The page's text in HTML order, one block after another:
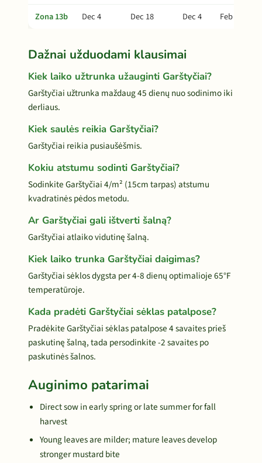
Zona 13b Dec 4 Dec 18 Dec 4 Feb 1
Dažnai užduodami klausimai
Kiek laiko užtrunka užauginti Garštyčiai?
Garštyčiai užtrunka maždaug 45 dienų nuo sodinimo iki
derliaus.
Kiek saulės reikia Garštyčiai?
Garštyčiai reikia pusiaušėšmis.
Kokiu atstumu sodinti Garštyčiai?
Sodinkite Garštyčiai 4/m² (15cm tarpas) atstumu
kvadratinės pėdos metodu.
Ar Garštyčiai gali ištverti šalną?
Garštyčiai atlaiko vidutinę šalną.
Kiek laiko trunka Garštyčiai daigimas?
Garštyčiai sėklos dygsta per 4-8 dienų optimalioje 65°F
temperatūroje.
Kada pradėti Garštyčiai sėklas patalpose?
Pradėkite Garštyčiai sėklas patalpose 4 savaites prieš
paskutinę šalną, tada persodinkite -2 savaites po
paskutinės šalnos.
Auginimo patarimai
Direct sow in early spring or late summer for fall
harvest
Young leaves are milder; mature leaves develop
stronger mustard bite